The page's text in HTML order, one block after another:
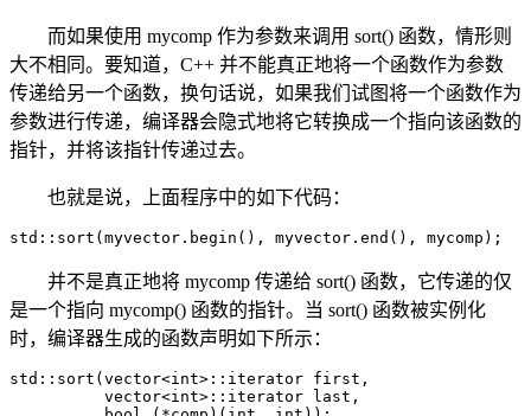
而如果使用 mycomp 作为参数来调用 sort() 函数，情形则
大不相同。要知道，C++ 并不能真正地将一个函数作为参数
传递给另一个函数，换句话说，如果我们试图将一个函数作为
参数进行传递，编译器会隐式地将它转换成一个指向该函数的
指针，并将该指针传递过去。
也就是说，上面程序中的如下代码：
std::sort(myvector.begin(), myvector.end(), mycomp);
并不是真正地将 mycomp 传递给 sort() 函数，它传递的仅
是一个指向 mycomp() 函数的指针。当 sort() 函数被实例化
时，编译器生成的函数声明如下所示：
std::sort(vector<int>::iterator first,
          vector<int>::iterator last,